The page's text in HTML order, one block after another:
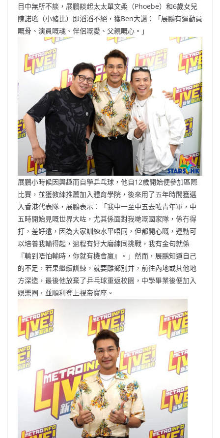
目中無所不談，展鵬談起太太單文柔（Phoebe）和6歲女兒
陳諾瑤（小豬比）即滔滔不絕，獲Ben大讚：「展鵬有運動員
嘅骨、演員嘅魂、伴侶嘅愛、父親嘅心。」
展鵬小時候因興趣而自學乒乓球，他自12歲開始便參加區際
比賽，並獲教練推薦加入體育學院，後來用了五年時間獲選
入香港代表隊，展鵬表示：「我中一至中五去咗青年軍，中
五時開始見嘅世界大咗，尤其係面對我哋嘅國家隊，係冇得
打，差好遠，因為大家訓練水平唔同，但都開心嘅，運動可
以培養我輸得起，過程有好大磨練同挑戰，我有金句就係
『輸到唔怕輸時，你就有機會嬴』。」然而，展鵬知道自己
的不足，若果繼續訓練，就要離鄉別井，前往內地或其他地
方深造，最後他放棄了乒乓球重返校園，中學畢業後便加入
娛樂圈，並順利登上視帝寶座。